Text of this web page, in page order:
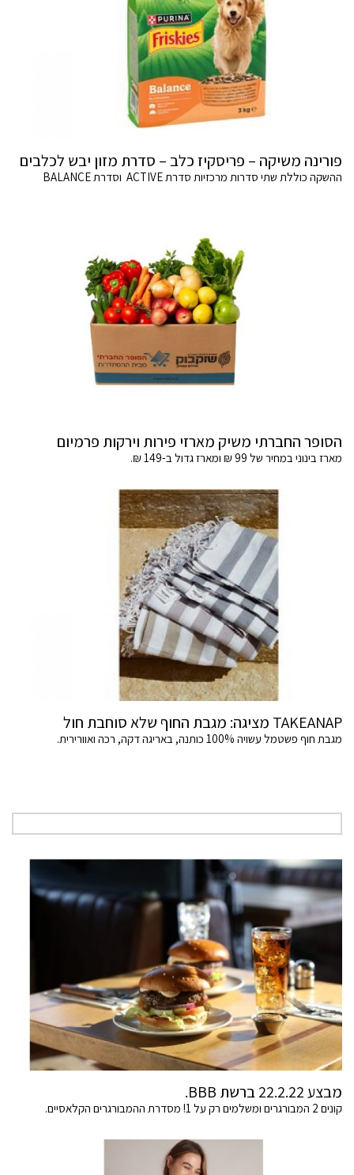
פורינה משיקה – פריסקיז כלב – סדרת מזון יבש לכלבים
ההשקה כוללת שתי סדרות מרכזיות סדרת ACTIVE וסדרת BALANCE
הסופר החברתי משיק מארזי פירות וירקות פרמיום
מארז בינוני במחיר של 99 ₪ ומארז גדול ב-149 ₪.
TAKEANAP מציגה: מגבת החוף שלא סוחבת חול
מגבת חוף פשטמל עשויה 100% כותנה, באריגה דקה, רכה ואוורירית.
מבצע 22.2.22 ברשת BBB.
קונים 2 המבורגרים ומשלמים רק על 1! מסדרת ההמבורגרים הקלאסיים.